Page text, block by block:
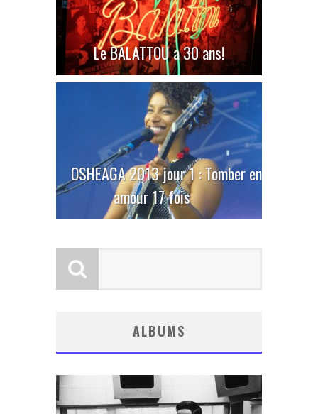
Le BALATTOU a 30 ans!
OSHEAGA 2013 jour 1 : Tomber en
amour 17 fois
ALBUMS